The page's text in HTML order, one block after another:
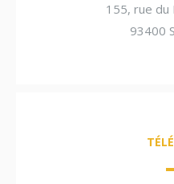
155, rue du
93400